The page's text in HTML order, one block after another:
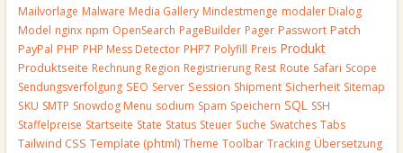
Mailvorlage Malware Media Gallery Mindestmenge modaler Dialog
Model nginx npm OpenSearch PageBuilder Pager Passwort Patch
PayPal PHP PHP Mess Detector PHP7 Polyfill Preis Produkt
Produktseite Rechnung Region Registrierung Rest Route Safari Scope
Sendungsverfolgung SEO Server Session Shipment Sicherheit Sitemap
SKU SMTP Snowdog Menu sodium Spam Speichern SQL SSH
Staffelpreise Startseite State Status Steuer Suche Swatches Tabs
Tailwind CSS Template (phtml) Theme Toolbar Tracking Übersetzung